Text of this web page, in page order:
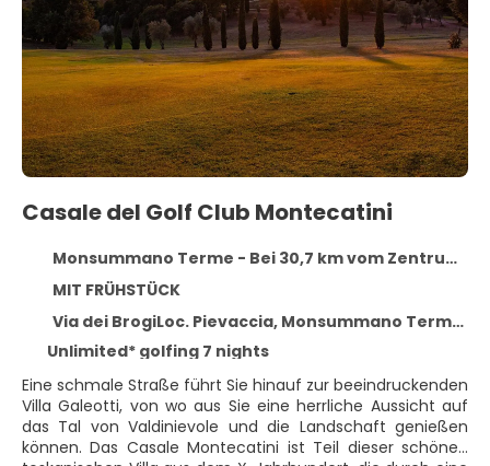
Casale del Golf Club Montecatini
Monsummano Terme - Bei 30,7 km vom Zentrum entfernt
MIT FRÜHSTÜCK
Via dei BrogiLoc. Pievaccia, Monsummano Terme 51015
Unlimited* golfing 7 nights
Eine schmale Straße führt Sie hinauf zur beeindruckenden
Villa Galeotti, von wo aus Sie eine herrliche Aussicht auf
das Tal von Valdinievole und die Landschaft genießen
können. Das Casale Montecatini ist Teil dieser schönen